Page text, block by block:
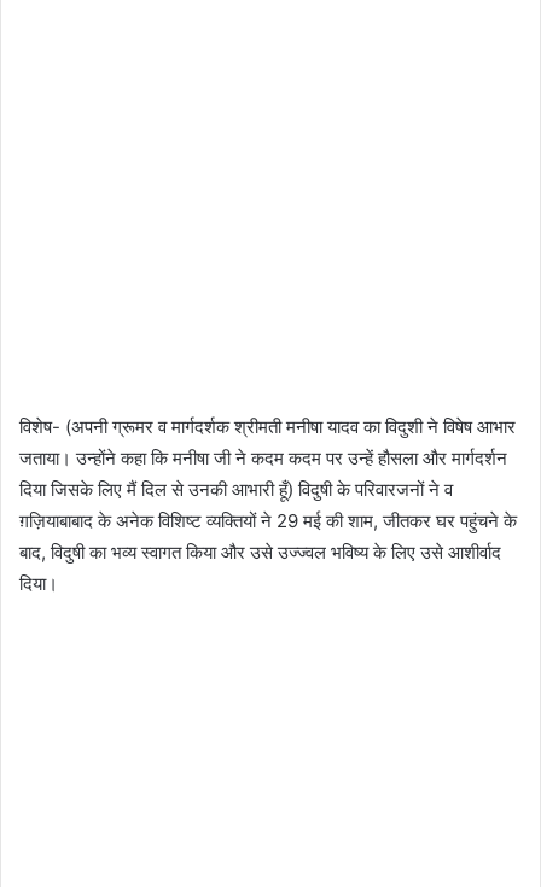
विशेष- (अपनी ग्रूमर व मार्गदर्शक श्रीमती मनीषा यादव का विदुशी ने विषेष आभार
जताया। उन्होंने कहा कि मनीषा जी ने कदम कदम पर उन्हें हौसला और मार्गदर्शन
दिया जिसके लिए मैं दिल से उनकी आभारी हूँ) विदुषी के परिवारजनों ने व
ग़ज़ियाबाबाद के अनेक विशिष्ट व्यक्तियों ने 29 मई की शाम, जीतकर घर पहुंचने के
बाद, विदुषी का भव्य स्वागत किया और उसे उज्ज्वल भविष्य के लिए उसे आशीर्वाद
दिया।